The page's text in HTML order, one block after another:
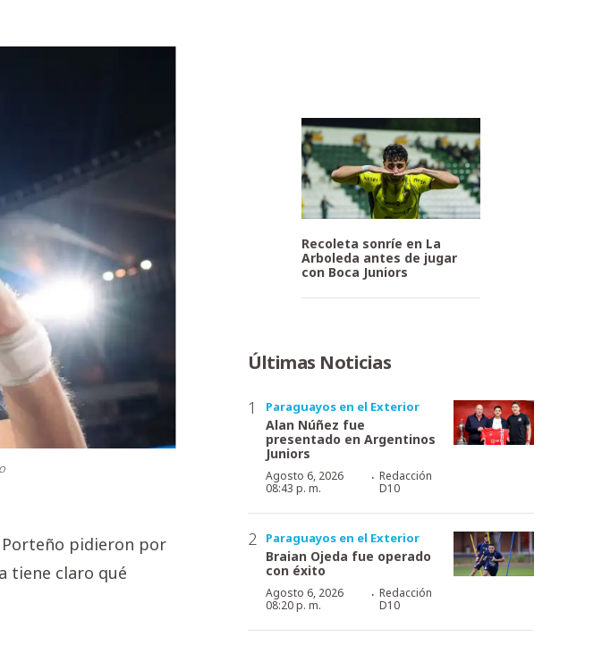
Porteño pidieron por
tiene claro qué
Recoleta sonríe en La
Arboleda antes de jugar
con Boca Juniors
Últimas Noticias
Paraguayos en el Exterior
Alan Núñez fue
presentado en Argentinos
Juniors
Agosto 6, 2026
08:43 p. m.
· Redacción
D10
Paraguayos en el Exterior
Braian Ojeda fue operado
con éxito
Agosto 6, 2026
08:20 p. m.
· Redacción
D10